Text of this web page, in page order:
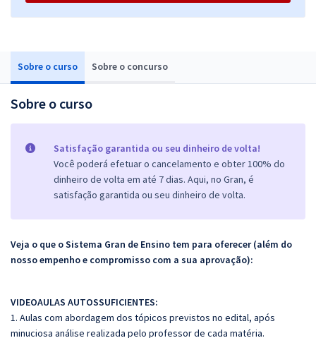
Sobre o curso Sobre o concurso
Sobre o curso
Satisfação garantida ou seu dinheiro de volta!
Você poderá efetuar o cancelamento e obter 100% do
dinheiro de volta em até 7 dias. Aqui, no Gran, é
satisfação garantida ou seu dinheiro de volta.
Veja o que o Sistema Gran de Ensino tem para oferecer (além do
nosso empenho e compromisso com a sua aprovação):
VIDEOAULAS AUTOSSUFICIENTES:
1. Aulas com abordagem dos tópicos previstos no edital, após
minuciosa análise realizada pelo professor de cada matéria.